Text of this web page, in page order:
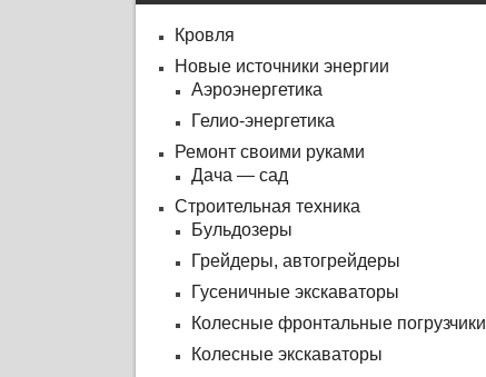
Кровля
Новые источники энергии
Аэроэнергетика
Гелио-энергетика
Ремонт своими руками
Дача — сад
Строительная техника
Бульдозеры
Грейдеры, автогрейдеры
Гусеничные экскаваторы
Колесные фронтальные погрузчики
Колесные экскаваторы